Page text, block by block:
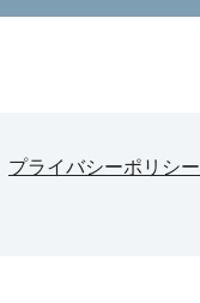
プライバシーポリシー